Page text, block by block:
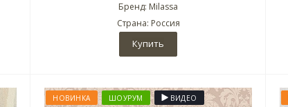
Бренд: Milassa
Страна: Россия
Купить
НОВИНКА ШОУРУМ ВИДЕО